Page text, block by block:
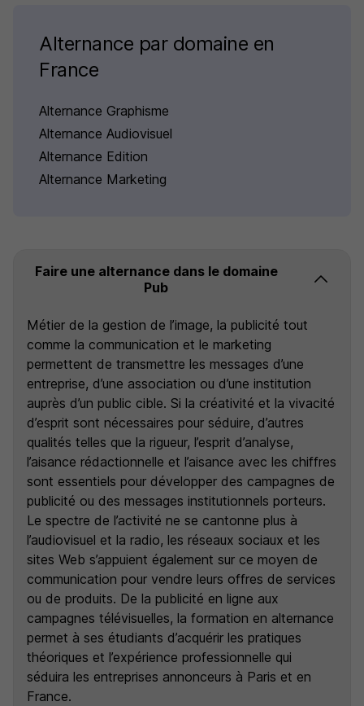
Alternance par domaine en
France
Alternance Graphisme
Alternance Audiovisuel
Alternance Edition
Alternance Marketing
Faire une alternance dans le domaine
Pub
Métier de la gestion de l’image, la publicité tout
comme la communication et le marketing
permettent de transmettre les messages d’une
entreprise, d’une association ou d’une institution
auprès d’un public cible. Si la créativité et la vivacité
d’esprit sont nécessaires pour séduire, d’autres
qualités telles que la rigueur, l’esprit d’analyse,
l’aisance rédactionnelle et l’aisance avec les chiffres
sont essentiels pour développer des campagnes de
publicité ou des messages institutionnels porteurs.
Le spectre de l’activité ne se cantonne plus à
l’audiovisuel et la radio, les réseaux sociaux et les
sites Web s’appuient également sur ce moyen de
communication pour vendre leurs offres de services
ou de produits. De la publicité en ligne aux
campagnes télévisuelles, la formation en alternance
permet à ses étudiants d’acquérir les pratiques
théoriques et l’expérience professionnelle qui
séduira les entreprises annonceurs à Paris et en
France.